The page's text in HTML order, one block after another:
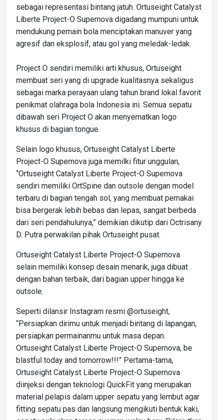
sebagai representasi bintang jatuh. Ortuseight Catalyst
Liberte Project-O Supernova digadang mumpuni untuk
mendukung pemain bola menciptakan manuver yang
agresif dan eksplosif, atau gol yang meledak-ledak.
Project O sendiri memiliki arti khusus, Ortuseight
membuat seri yang di upgrade kualitasnya sekaligus
sebagai marka perayaan ulang tahun brand lokal favorit
penikmat olahraga bola Indonesia ini. Semua sepatu
dibawah seri Project O akan menyematkan logo
khusus di bagian tongue.
Selain logo khusus, Ortuseight Catalyst Liberte
Project-O Supernova juga memilki fitur unggulan,
“Ortuseight Catalyst Liberte Project-O Supernova
sendiri memiliki OrtSpine dan outsole dengan model
terbaru di bagian tengah sol, yang membuat pemakai
bisa bergerak lebih bebas dan lepas, sangat berbeda
dari seri pendahulunya,” demikian dikutip dari Octrisany
D. Putra perwakilan pihak Ortuseight pusat.
Ortuseight Catalyst Liberte Project-O Supernova
selain memiliki konsep desain menarik, juga dibuat
dengan bahan terbaik, dari bagian upper hingga ke
outsole.
Seperti dilansir Instagram resmi @ortuseight,
“Persiapkan dirimu untuk menjadi bintang di lapangan,
persiapkan permainanmu untuk masa depan.
Ortuseight Catalyst Liberte Project-O Supernova, be
blastful today and tomorrow!!!” Pertama-tama,
Ortuseight Catalyst Liberte Project-O Supernova
diinjeksi dengan teknologi QuickFit yang merupakan
material pelapis dalam upper sepatu yang lembut agar
fitting sepatu pas dan langsung mengikuti bentuk kaki,